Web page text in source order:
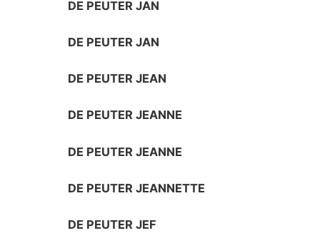
DE PEUTER JAN
DE PEUTER JAN
DE PEUTER JEAN
DE PEUTER JEANNE
DE PEUTER JEANNE
DE PEUTER JEANNETTE
DE PEUTER JEF